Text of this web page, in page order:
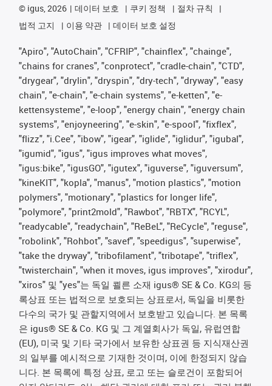
© igus, 2026 데이터 보호 쿠키 정책
절차 규칙
법적 고지
이용 약관 데이터 보호 설정
"Apiro", "AutoChain", "CFRIP", "chainflex", "chainge",
"chains for cranes", "conprotect", "cradle-chain", "CTD",
"drygear", "drylin", "dryspin", "dry-tech", "dryway", "easy
chain", "e-chain", "e-chain systems", "e-ketten", "e-
kettensysteme", "e-loop", "energy chain", "energy chain
systems", "enjoyneering", "e-skin", "e-spool", "fixflex",
"flizz", "i.Cee", "ibow", "igear", "iglide", "iglidur", "igubal",
"igumid", "igus", "igus improves what moves",
"igus:bike", "igusGO", "igutex", "iguverse", "iguversum",
"kineKIT", "kopla", "manus", "motion plastics", "motion
polymers", "motionary", "plastics for longer life",
"polymore", "print2mold", "Rawbot", "RBTX", "RCYL",
"readycable", "readychain", "ReBeL", "ReCycle", "reguse",
"robolink", "Rohbot", "savef", "speedigus", "superwise",
"take the dryway", "tribofilament", "tribotape", "triflex",
"twisterchain", "when it moves, igus improves", "xirodur",
"xiros" 및 "yes"는 독일 쾰른 소재 igus® SE & Co. KG의 등
록상표 또는 법적으로 보호되는 상표로서, 독일을 비롯한
다수의 국가 및 관할지역에서 보호받고 있습니다. 본 목록
은 igus® SE & Co. KG 및 그 계열회사가 독일, 유럽연합
(EU), 미국 및 기타 국가에서 보유한 상표권 등 지식재산권
의 일부를 예시적으로 기재한 것이며, 이에 한정되지 않습
니다. 본 목록에 특정 상표, 로고 또는 슬로건이 포함되어